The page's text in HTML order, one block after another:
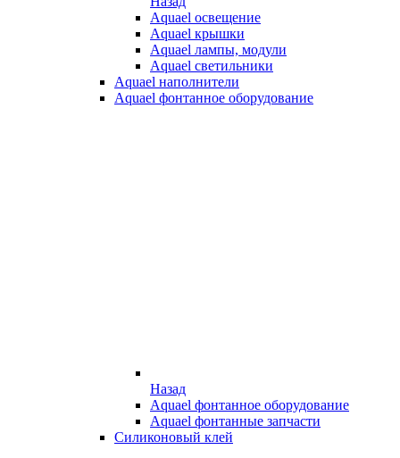
Aquael освещение
Aquael крышки
Aquael лампы, модули
Aquael светильники
Aquael наполнители
Aquael фонтанное оборудование
Назад
Aquael фонтанное оборудование
Aquael фонтанные запчасти
Силиконовый клей